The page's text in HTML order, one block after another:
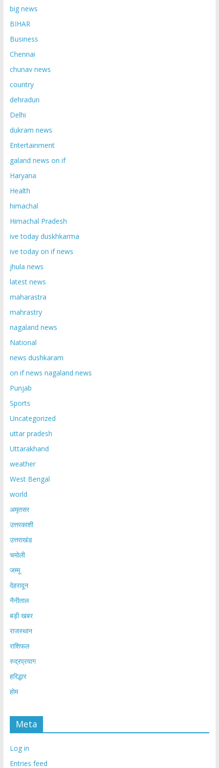
big news
BIHAR
Business
Chennai
chunav news
country
dehradun
Delhi
dukram news
Entertainment
galand news on if
Haryana
Health
himachal
Himachal Pradesh
ive today duskhkarma
ive today on if news
jhula news
latest news
maharastra
mahrastry
nagaland news
National
news dushkaram
on if news nagaland news
Punjab
Sports
Uncategorized
uttar pradesh
Uttarakhand
weather
West Bengal
world
अमृतसर
उत्तरकाशी
उत्तराखंड
चमोली
जम्मू
देहरादून
नैनीताल
बड़ी खबर
राजस्थान
राशिफल
रुद्रप्रयाग
हरिद्धार
होम
Meta
Log in
Entries feed